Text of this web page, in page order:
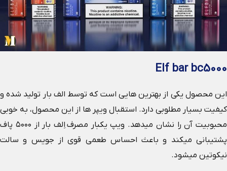
Elf bar bc5000
این محصول یکی از بهترین هایی است که توسط الف بار تولید شده و
کیفیت بسیار مطلوبی دارد. استقبال ویپر ها از این محصول، به خوبی
محبوبیت آن را نشان میدهد. ویپ یکبار مصرف اِلف بار از ۵۰۰۰ پاف
پشتیبانی میکند و باعث احساس طعمی قوی از جویس و سالت
نیکوتین میشود.